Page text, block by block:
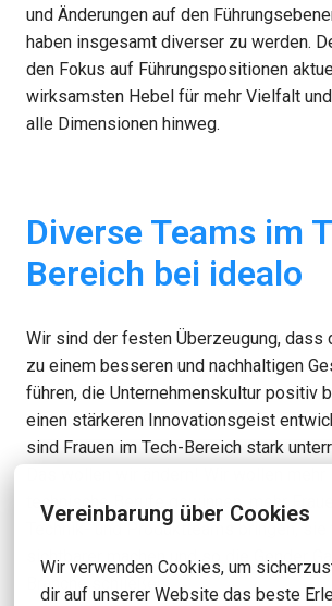
Vereinbarung über Cookies
Wir verwenden Cookies, um
dir auf unserer Website das beste
und Änderungen auf den
haben insgesamt diverser zu werden.
den Fokus auf Führungspositionen
wirksamsten Hebel für mehr Vielfalt
alle Dimensionen hinweg.
Diverse Teams im
Bereich bei idealo
Wir sind der festen Überzeugung, dass
zu einem besseren und nachhaltigen
führen, die Unternehmenskultur positiv
einen stärkeren Innovationsgeist
sind Frauen im Tech-Bereich stark
technische Berufe gewinnen, mehr
Technik- und Produktteams bringen, sie
sichtbarer machen und so die Gender
Branche schließen.